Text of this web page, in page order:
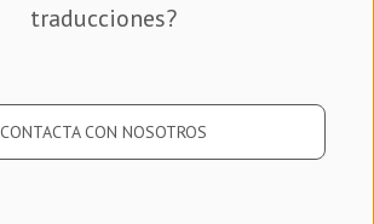
traducciones?
CONTACTA CON NOSOTROS